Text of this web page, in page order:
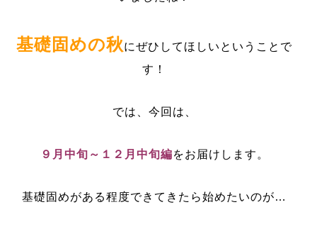
基礎固めの秋にぜひしてほしいということで
す！
では、今回は、
９月中旬～１２月中旬編をお届けします。
基礎固めがある程度できてきたら始めたいのが…